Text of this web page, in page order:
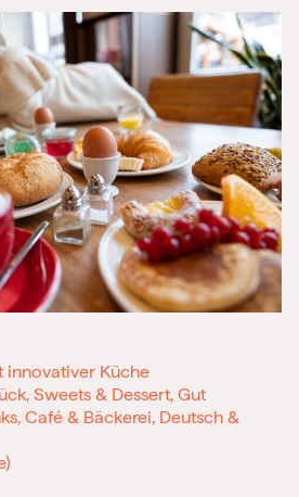
innovativer Küche
Sweets & Dessert, Gut
Café & Bäckerei, Deutsch &